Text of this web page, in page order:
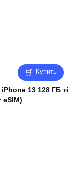
Купить
13 128 ГБ
eSIM)